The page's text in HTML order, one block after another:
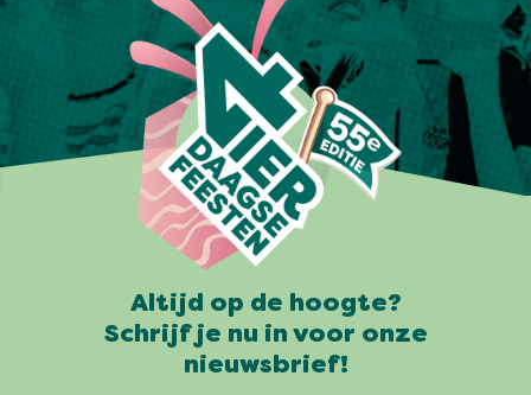
Altijd op de hoogte?
Schrijf je nu in voor onze
nieuwsbrief!